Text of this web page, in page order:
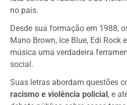
no país.
Desde sua formação em 1988,
Mano Brown, Ice Blue, Edi Rock
música uma verdadeira
social.
Suas letras abordam questões
racismo e violência policial, e